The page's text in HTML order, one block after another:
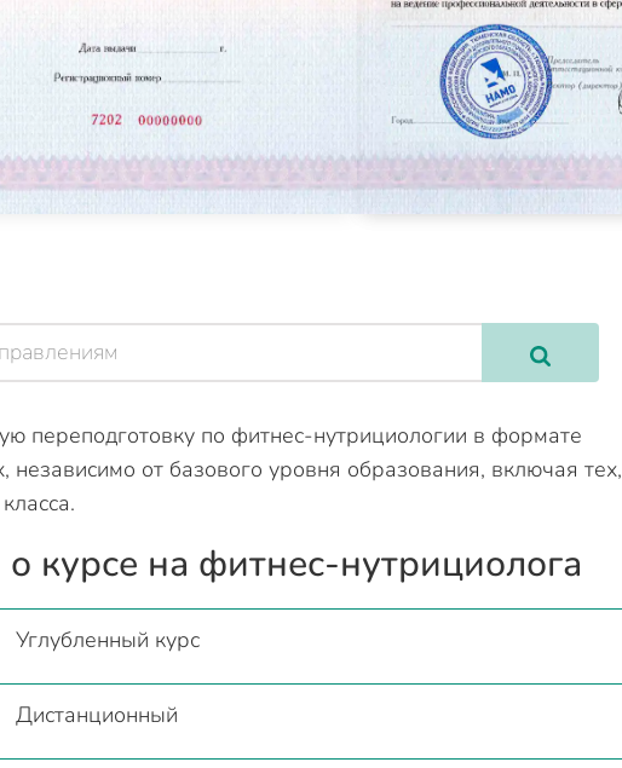
переподготовку по фитнес-нутрициологии в формате
независимо от базового уровня образования, включая тех,
курсе на фитнес-нутрициолога
Углубленный курс
Дистанционный